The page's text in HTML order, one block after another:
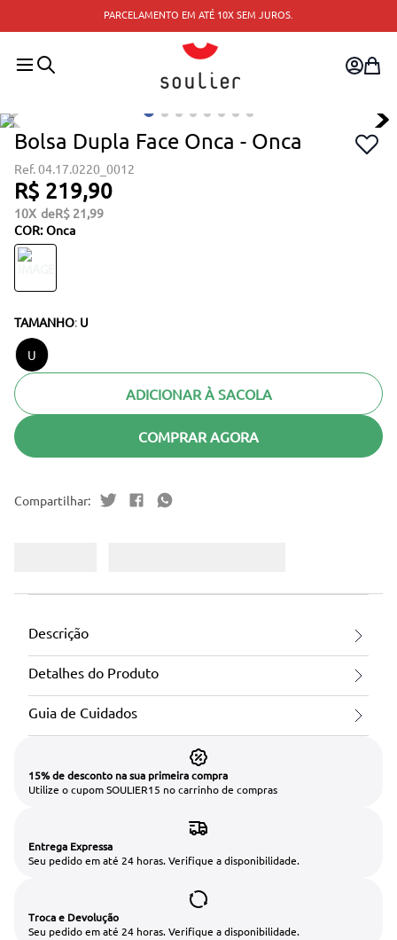
PARCELAMENTO EM ATÉ 10X SEM JUROS.
Bolsa Dupla Face Onca - Onca
04.17.0220_0012
R$ 219,90
10 R$ 21,99
COR: Onca
TAMANHO: U
U
ADICIONAR À SACOLA
COMPRAR AGORA
Descrição
Detalhes do Produto
Guia de Cuidados
15% de desconto na sua primeira compra
Utilize o cupom SOULIER15 no carrinho de compras
Entrega Expressa
Seu pedido em até 24 horas. Verifique a disponibilidade.
Troca e Devolução
Seu pedido em até 24 horas. Verifique a disponibilidade.